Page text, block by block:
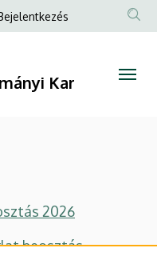
Kar
2026
beosztás